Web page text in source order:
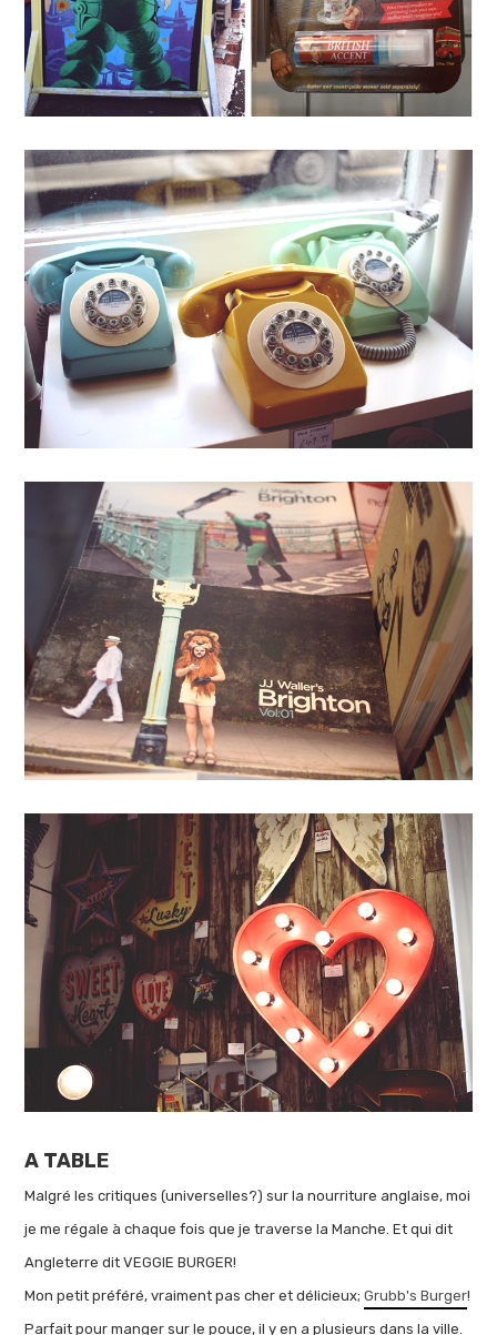
A TABLE
Malgré les critiques (universelles?) sur la nourriture anglaise, moi
je me régale à chaque fois que je traverse la Manche. Et qui dit
Angleterre dit VEGGIE BURGER!
Mon petit préféré, vraiment pas cher et délicieux;Grubb's Burger!
Parfait pour manger sur le pouce, il y en a plusieurs dans la ville.